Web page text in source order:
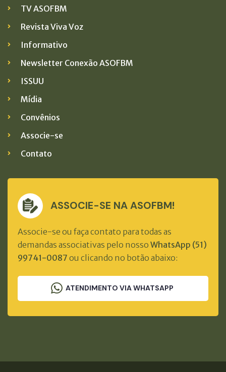
TV ASOFBM
Revista Viva Voz
Informativo
Newsletter Conexão ASOFBM
ISSUU
Mídia
Convênios
Associe-se
Contato
ASSOCIE-SE NA ASOFBM!
Associe-se ou faça contato para todas as
demandas associativas pelo nosso WhatsApp (51)
99741-0087 ou clicando no botão abaixo:
ATENDIMENTO VIA WHATSAPP